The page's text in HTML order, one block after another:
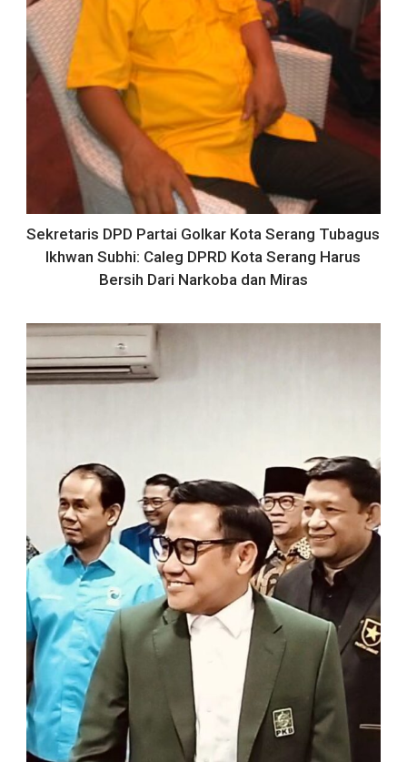
Sekretaris DPD Partai Golkar Kota Serang Tubagus
Ikhwan Subhi: Caleg DPRD Kota Serang Harus
Bersih Dari Narkoba dan Miras